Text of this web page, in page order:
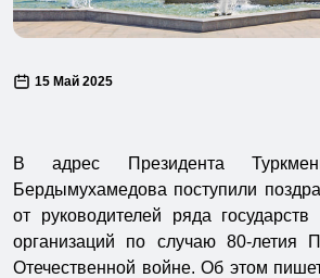
15 Май 2025
В адрес Президента
Бердымухамедова поступили
от руководителей ряда
организаций по случаю 80-летия
Отечественной войне. Об этом